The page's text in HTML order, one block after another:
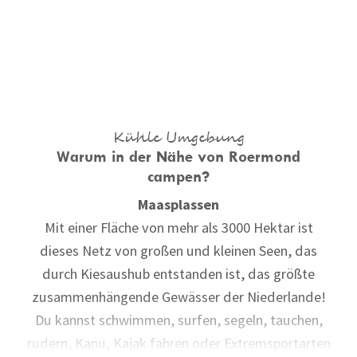
Kühle Umgebung
Warum in der Nähe von Roermond
campen?
Maasplassen
Mit einer Fläche von mehr als 3000 Hektar ist
dieses Netz von großen und kleinen Seen, das
durch Kiesaushub entstanden ist, das größte
zusammenhängende Gewässer der Niederlande!
Du kannst schwimmen, surfen, segeln, tauchen,
rudern, Kanu, Kajak fahren oder Extremsportarten